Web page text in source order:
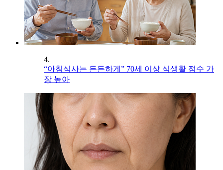
4.
“아침식사는 든든하게” 70세 이상 식생활 점수 가
장 높아